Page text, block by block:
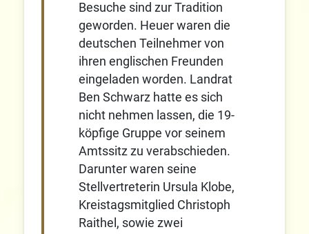
Besuche sind zur Tradition
geworden. Heuer waren die
deutschen Teilnehmer von
ihren englischen Freunden
eingeladen worden. Landrat
Ben Schwarz hatte es sich
nicht nehmen lassen, die 19-
köpfige Gruppe vor seinem
Amtssitz zu verabschieden.
Darunter waren seine
Stellvertreterin Ursula Klobe,
Kreistagsmitglied Christoph
Raithel, sowie zwei